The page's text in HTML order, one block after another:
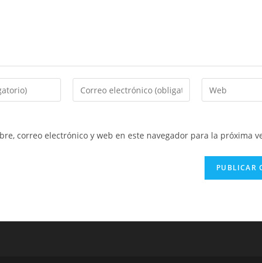
Introduce
tu
correo
Introduce
la
web
(opcional)
correo electrónico y web en este navegador para la próxima